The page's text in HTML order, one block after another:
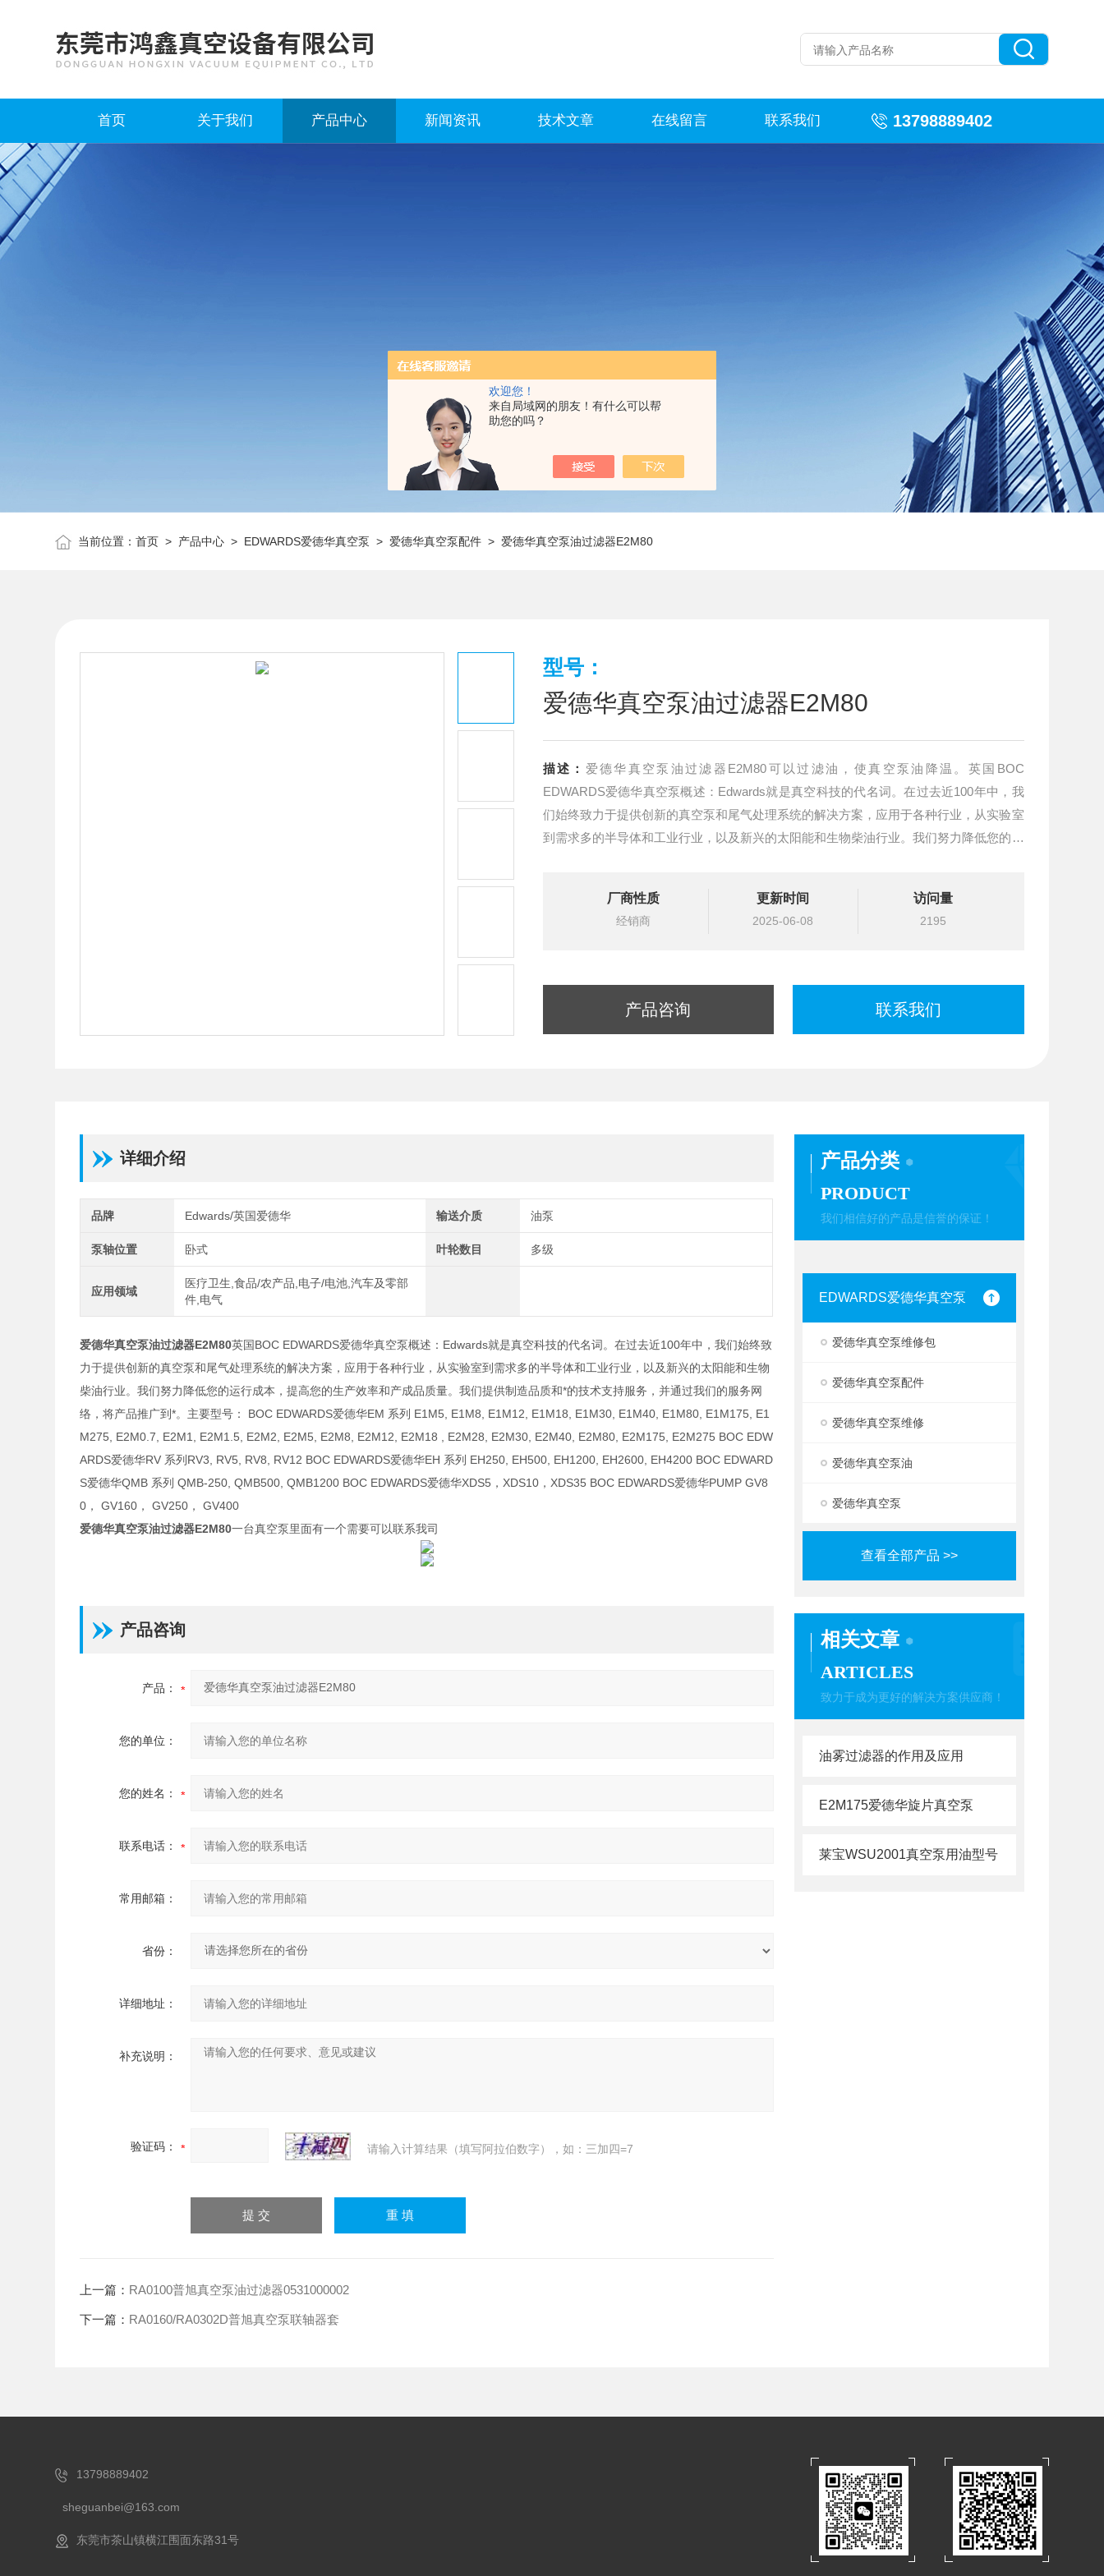
欢迎您！
来自局域网的朋友！有什么可以帮
助您的吗？
首页 关于我们 产品中心 新闻资讯 技术文章 在线留言 联系我们 13798889402
当前位置：首页 > 产品中心 > EDWARDS爱德华真空泵 > 爱德华真空泵配件 > 爱德华真空泵油过滤器E2M80
型号：
爱德华真空泵油过滤器E2M80
描述： 爱德华真空泵油过滤器E2M80可以过滤油，使真空泵油降温。英国BOC
EDWARDS爱德华真空泵概述：Edwards就是真空科技的代名词。在过去近100年中，我
们始终致力于提供创新的真空泵和尾气处理系统的解决方案，应用于各种行业，从实验室
到需求多的半导体和工业行业，以及新兴的太阳能和生物柴油行业。我们努力降低您的运
厂商性质
经销商
更新时间
2025-06-08
访问量
2195
产品咨询 联系我们
产品分类
PRODUCT
我们相信好的产品是信誉的保证！
EDWARDS爱德华真空泵
爱德华真空泵维修包
爱德华真空泵配件
爱德华真空泵维修
爱德华真空泵油
爱德华真空泵
查看全部产品 >>
相关文章
ARTICLES
致力于成为更好的解决方案供应商！
油雾过滤器的作用及应用
E2M175爱德华旋片真空泵
莱宝WSU2001真空泵用油型号
详细介绍
品牌 Edwards/英国爱德华 输送介质 油泵
泵轴位置 卧式 叶轮数目 多级
应用领域
医疗卫生,食品/农产品,电子/电池,汽车及零部
件,电气
爱德华真空泵油过滤器E2M80英国BOC EDWARDS爱德华真空泵概述：Edwards就是真空科技的代名词。在过去近100年中，我们始终致
力于提供创新的真空泵和尾气处理系统的解决方案，应用于各种行业，从实验室到需求多的半导体和工业行业，以及新兴的太阳能和生物
柴油行业。我们努力降低您的运行成本，提高您的生产效率和产成品质量。我们提供制造品质和*的技术支持服务，并通过我们的服务网
络，将产品推广到*。主要型号： BOC EDWARDS爱德华EM 系列 E1M5, E1M8, E1M12, E1M18, E1M30, E1M40, E1M80, E1M175, E1
M275, E2M0.7, E2M1, E2M1.5, E2M2, E2M5, E2M8, E2M12, E2M18 , E2M28, E2M30, E2M40, E2M80, E2M175, E2M275 BOC EDW
ARDS爱德华RV 系列RV3, RV5, RV8, RV12 BOC EDWARDS爱德华EH 系列 EH250, EH500, EH1200, EH2600, EH4200 BOC EDWARD
S爱德华QMB 系列 QMB-250, QMB500, QMB1200 BOC EDWARDS爱德华XDS5，XDS10，XDS35 BOC EDWARDS爱德华PUMP GV8
0， GV160， GV250， GV400
爱德华真空泵油过滤器E2M80一台真空泵里面有一个需要可以联系我司
产品咨询
产品：
您的单位：
您的姓名：
联系电话：
常用邮箱：
省份：
详细地址：
补充说明：
验证码： 请输入计算结果（填写阿拉伯数字），如：三加四=7
上一篇： RA0100普旭真空泵油过滤器0531000002
下一篇： RA0160/RA0302D普旭真空泵联轴器套
13798889402
sheguanbei@163.com
东莞市茶山镇横江围面东路31号